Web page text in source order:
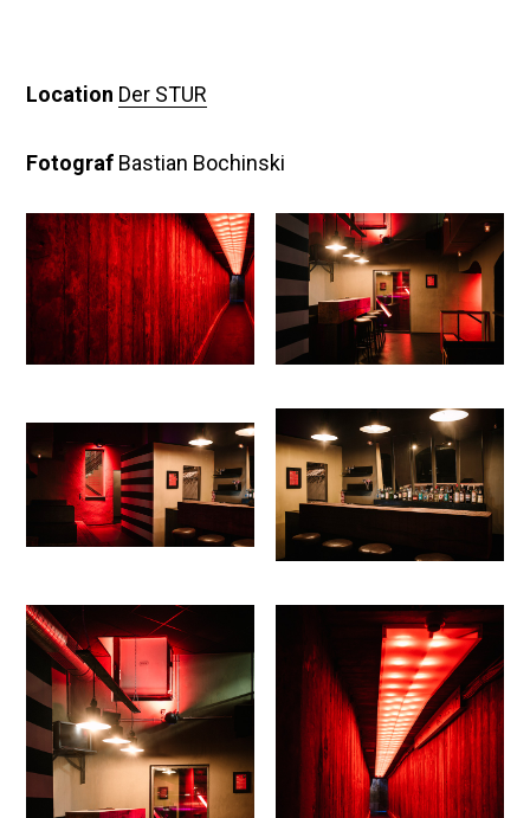
Location Der STUR
Fotograf Bastian Bochinski